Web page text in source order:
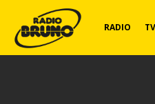
Radio
RADIO TV